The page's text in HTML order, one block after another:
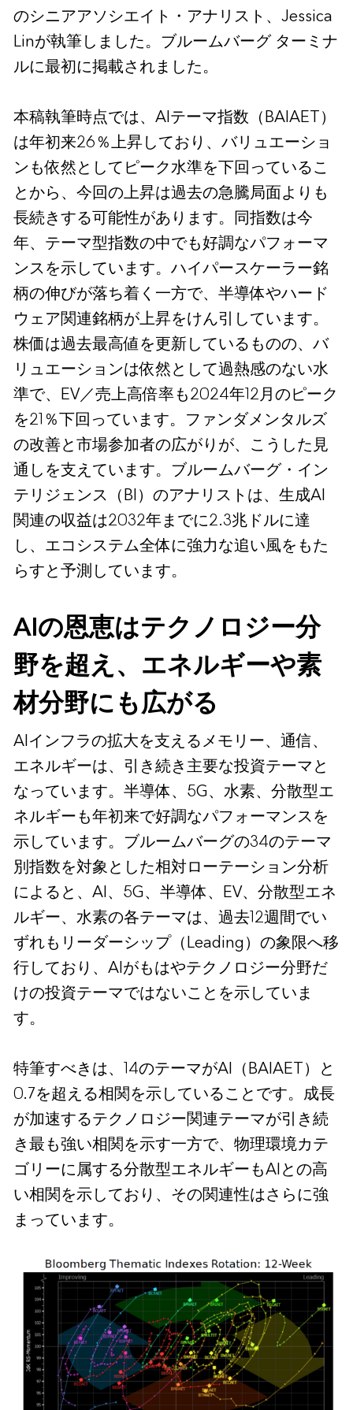
のシニアアソシエイト・アナリスト、Jessica
Linが執筆しました。ブルームバーグ ターミナ
ルに最初に掲載されました。
本稿執筆時点では、AIテーマ指数（BAIAET）
は年初来26％上昇しており、バリュエーショ
ンも依然としてピーク水準を下回っているこ
とから、今回の上昇は過去の急騰局面よりも
長続きする可能性があります。同指数は今
年、テーマ型指数の中でも好調なパフォーマ
ンスを示しています。ハイパースケーラー銘
柄の伸びが落ち着く一方で、半導体やハード
ウェア関連銘柄が上昇をけん引しています。
株価は過去最高値を更新しているものの、バ
リュエーションは依然として過熱感のない水
準で、EV／売上高倍率も2024年12月のピーク
を21％下回っています。ファンダメンタルズ
の改善と市場参加者の広がりが、こうした見
通しを支えています。ブルームバーグ・イン
テリジェンス（BI）のアナリストは、生成AI
関連の収益は2032年までに2.3兆ドルに達
し、エコシステム全体に強力な追い風をもた
らすと予測しています。
AIの恩恵はテクノロジー分
野を超え、エネルギーや素
材分野にも広がる
AIインフラの拡大を支えるメモリー、通信、
エネルギーは、引き続き主要な投資テーマと
なっています。半導体、5G、水素、分散型エ
ネルギーも年初来で好調なパフォーマンスを
示しています。ブルームバーグの34のテーマ
別指数を対象とした相対ローテーション分析
によると、AI、5G、半導体、EV、分散型エネ
ルギー、水素の各テーマは、過去12週間でい
ずれもリーダーシップ（Leading）の象限へ移
行しており、AIがもはやテクノロジー分野だ
けの投資テーマではないことを示していま
す。
特筆すべきは、14のテーマがAI（BAIAET）と
0.7を超える相関を示していることです。成長
が加速するテクノロジー関連テーマが引き続
き最も強い相関を示す一方で、物理環境カテ
ゴリーに属する分散型エネルギーもAIとの高
い相関を示しており、その関連性はさらに強
まっています。